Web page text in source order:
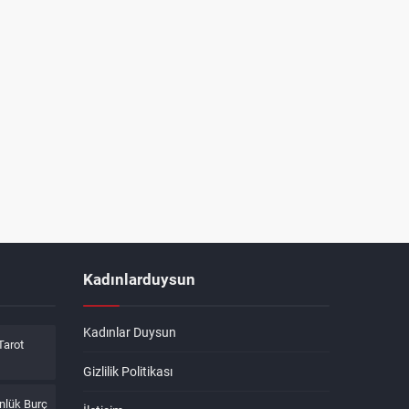
Burç
Kadınlarduysun
Kadınlar Duysun
Gizlilik Politikası